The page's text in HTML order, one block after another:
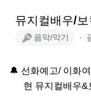
뮤지컬배우/
음악/악기 ∙
🔔 선화예고/ 이화